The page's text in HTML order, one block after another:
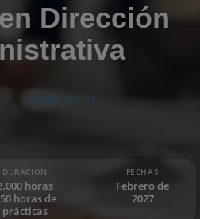
Dirección
ILERNA ONLINE
DURACIÓN
horas
horas de
prácticas
FECHAS
Febrero de
2027